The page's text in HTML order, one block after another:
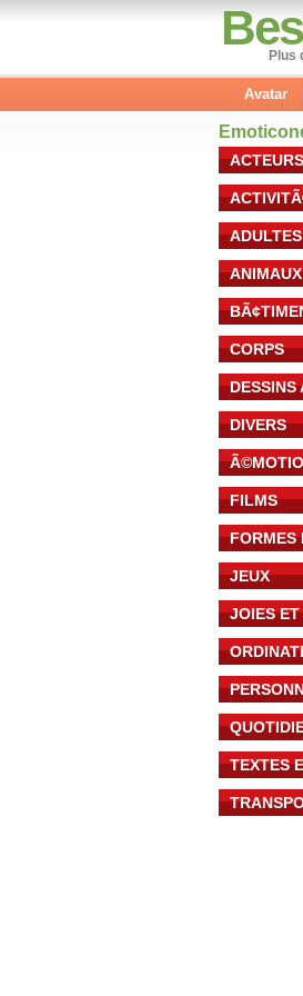
Plus
Avatar
ACTEURS
ADULTES
ANIMAUX
CORPS
DESSINS
DIVERS
FILMS
FORMES
JEUX
JOIES ET
TEXTES